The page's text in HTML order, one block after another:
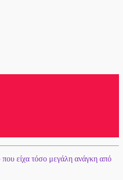
που είχα τόσο μεγάλη ανάγκη από